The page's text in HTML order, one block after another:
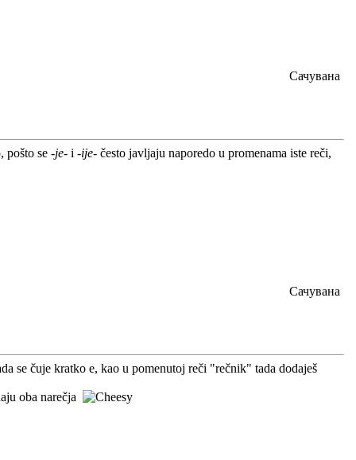
Сачувана
pošto se -je- i -ije- često javljaju naporedo u promenama iste reči,
Сачувана
se čuje kratko e, kao u pomenutoj reči "rečnik" tada dodaješ
oba narečja